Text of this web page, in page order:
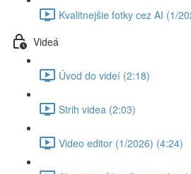
Kvalitnejšie fotky cez AI (1/
Videá
Úvod do videí (2:18)
Strih videa (2:03)
Video editor (1/2026) (4:24)